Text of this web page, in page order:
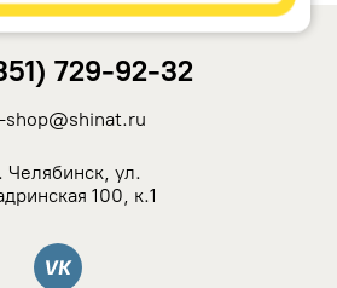
729-92-32
shop@shinat.ru
Челябинск, ул.
100, к.1
Вконтакте